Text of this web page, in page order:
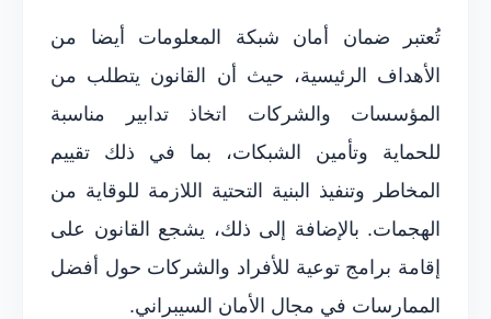
تُعتبر ضمان أمان شبكة المعلومات أيضا من
الأهداف الرئيسية، حيث أن القانون يتطلب من
المؤسسات والشركات اتخاذ تدابير مناسبة
للحماية وتأمين الشبكات، بما في ذلك تقييم
المخاطر وتنفيذ البنية التحتية اللازمة للوقاية من
الهجمات. بالإضافة إلى ذلك، يشجع القانون على
إقامة برامج توعية للأفراد والشركات حول أفضل
الممارسات في مجال الأمان السيبراني.